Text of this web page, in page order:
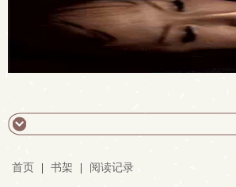
首页 书架 阅读记录